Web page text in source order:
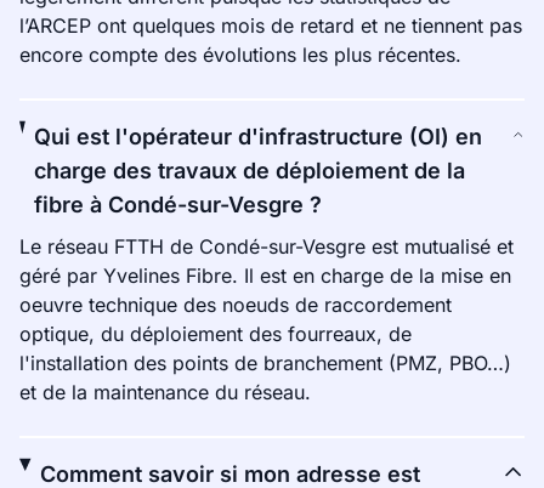
l’ARCEP ont quelques mois de retard et ne tiennent pas
encore compte des évolutions les plus récentes.
Qui est l'opérateur d'infrastructure (OI) en
charge des travaux de déploiement de la
fibre à Condé-sur-Vesgre ?
Le réseau FTTH de Condé-sur-Vesgre est mutualisé et
géré par Yvelines Fibre. Il est en charge de la mise en
oeuvre technique des noeuds de raccordement
optique, du déploiement des fourreaux, de
l'installation des points de branchement (PMZ, PBO…)
et de la maintenance du réseau.
Comment savoir si mon adresse est